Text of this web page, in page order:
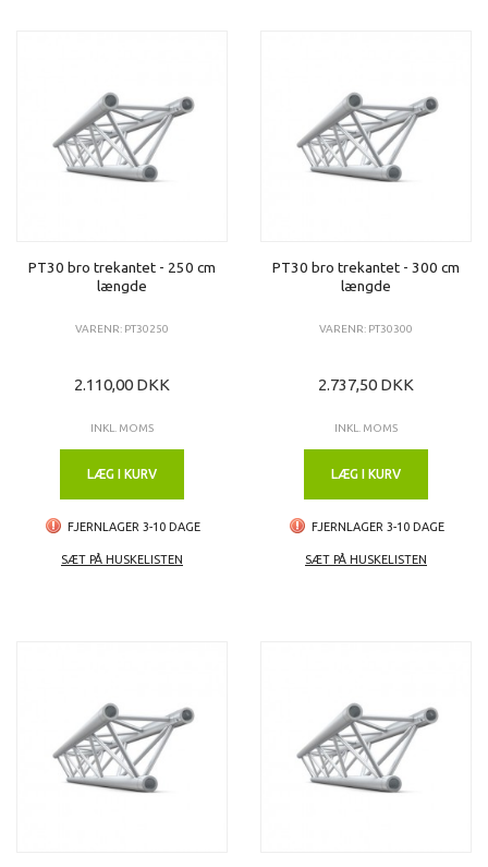
PT30 bro trekantet - 250 cm
længde
VARENR: PT30250
2.110,00 DKK
INKL. MOMS
LÆG I KURV
FJERNLAGER 3-10 DAGE
SÆT PÅ HUSKELISTEN
PT30 bro trekantet - 300 cm
længde
VARENR: PT30300
2.737,50 DKK
INKL. MOMS
LÆG I KURV
FJERNLAGER 3-10 DAGE
SÆT PÅ HUSKELISTEN